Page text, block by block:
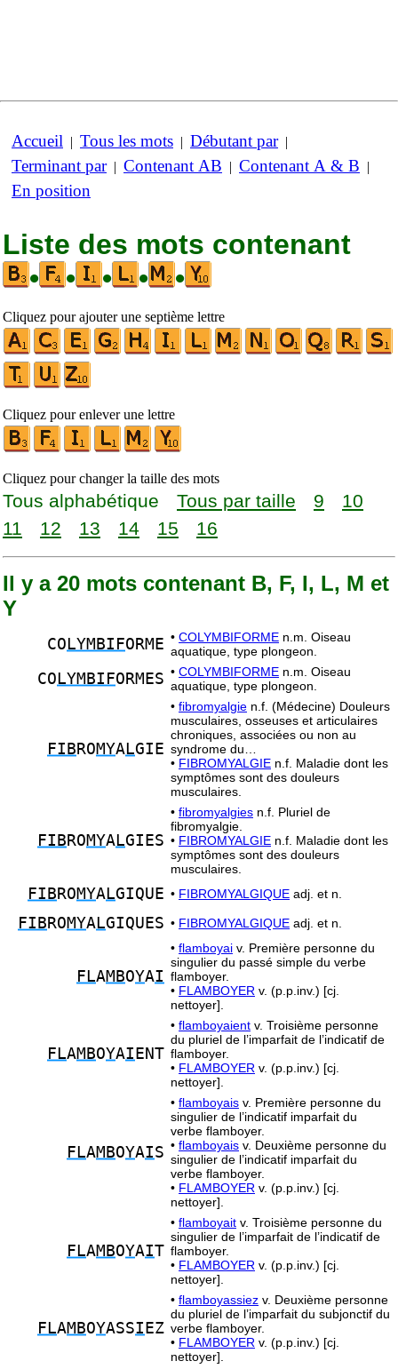
Accueil | Tous les mots | Débutant par|
Terminant par| Contenant AB | Contenant A & B |
En position
Liste des mots contenant
•
• • • •
Cliquez pour ajouter une septième lettre
Cliquez pour enlever une lettre
Cliquez pour changer la taille des mots
Tous alphabétique Tous par taille 9
10
11
12 13 14 15 16
Il y a 20 mots contenant B, F, I, L, M et
Y
CO LYMBIFORME • COLYMBIFORME n.m. Oiseau
aquatique, type plongeon.
CO LYMBIFORMES • COLYMBIFORME n.m. Oiseau
aquatique, type plongeon.
FIB ROMYALGIE
• fibromyalgie n.f. (Médecine) Douleurs
musculaires, osseuses et articulaires
chroniques, associées ou non au
syndrome du…
• FIBROMYALGIE n.f. Maladie dont les
symptômes sont des douleurs
musculaires.
FIB ROMYALGIES
• fibromyalgies n.f. Pluriel de
fibromyalgie.
• FIBROMYALGIE n.f. Maladie dont les
symptômes sont des douleurs
musculaires.
FIB ROMYALGIQUE • FIBROMYALGIQUE adj. et n.
FIB ROMYALGIQUES • FIBROMYALGIQUE adj. et n.
FLAMBOYAI
• flamboyai v. Première personne du
singulier du passé simple du verbe
flamboyer.
• FLAMBOYER v. (p.p.inv.) [cj.
nettoyer].
FLAMBOYAI ENT
• flamboyaient v. Troisième personne
du pluriel de l’imparfait de l’indicatif de
flamboyer.
• FLAMBOYER v. (p.p.inv.) [cj.
nettoyer].
FLAMBOYAIS
• flamboyais v. Première personne du
singulier de l’indicatif imparfait du
verbe flamboyer.
• flamboyais v. Deuxième personne du
singulier de l’indicatif imparfait du
verbe flamboyer.
• FLAMBOYER v. (p.p.inv.) [cj.
nettoyer].
FLAMBOYAIT
• flamboyait v. Troisième personne du
singulier de l’imparfait de l’indicatif de
flamboyer.
• FLAMBOYER v. (p.p.inv.) [cj.
nettoyer].
FLAMBOYASSI EZ
• flamboyassiez v. Deuxième personne
du pluriel de l’imparfait du subjonctif du
verbe flamboyer.
• FLAMBOYER v. (p.p.inv.) [cj.
nettoyer].